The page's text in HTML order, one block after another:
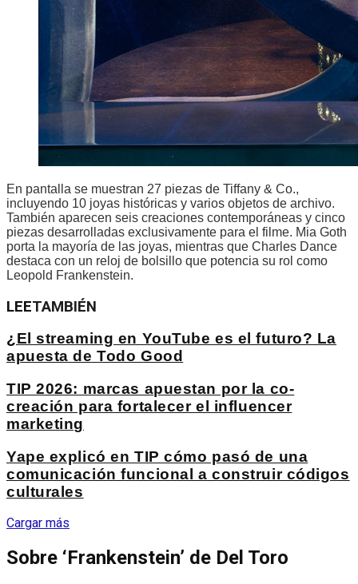
En pantalla se muestran 27 piezas de Tiffany & Co.,
incluyendo 10 joyas históricas y varios objetos de archivo.
También aparecen seis creaciones contemporáneas y cinco
piezas desarrolladas exclusivamente para el filme. Mia Goth
porta la mayoría de las joyas, mientras que Charles Dance
destaca con un reloj de bolsillo que potencia su rol como
Leopold Frankenstein.
LEETAMBIÉN
¿El streaming en YouTube es el futuro? La
apuesta de Todo Good
TIP 2026: marcas apuestan por la co-
creación para fortalecer el influencer
marketing
Yape explicó en TIP cómo pasó de una
comunicación funcional a construir códigos
culturales
Cargar más
Sobre ‘Frankenstein’ de Del Toro